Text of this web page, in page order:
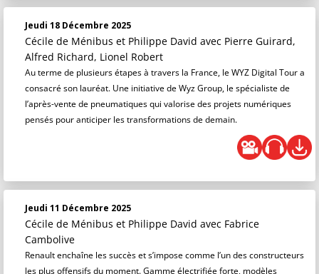
Jeudi 18 Décembre 2025
Cécile de Ménibus et Philippe David avec Pierre Guirard,
Alfred Richard, Lionel Robert
Au terme de plusieurs étapes à travers la France, le WYZ Digital Tour a
consacré son lauréat. Une initiative de Wyz Group, le spécialiste de
l’après-vente de pneumatiques qui valorise des projets numériques
pensés pour anticiper les transformations de demain.
Jeudi 11 Décembre 2025
Cécile de Ménibus et Philippe David avec Fabrice
Cambolive
Renault enchaîne les succès et s’impose comme l’un des constructeurs
les plus offensifs du moment. Gamme électrifiée forte, modèles